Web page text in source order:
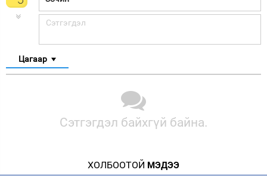
Цагаар
Сэтгэгдэл байхгүй байна.
ХОЛБООТОЙ МЭДЭЭ